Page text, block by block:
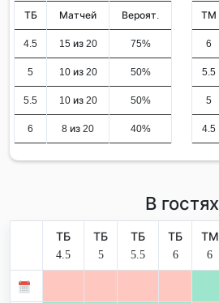
ТБ Матчей Вероят.
4.5 15 из 20 75%
5 10 из 20 50%
5.5 10 из 20 50%
6 8 из 20 40%
ТМ
6
5.5
5
4.5
В гостях
ТБ
4.5
ТБ
5
ТБ
5.5
ТБ
6
ТМ
6